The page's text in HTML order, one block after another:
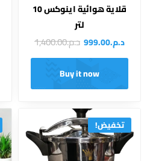
قلاية هوائية اينوكس 10
لتر
د.م.999.00 د.م.1,400.00
Buy it now
تخفيض!